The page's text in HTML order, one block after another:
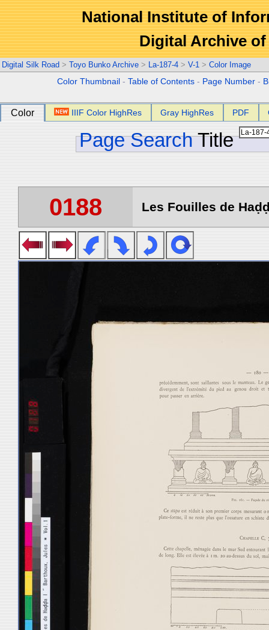
National Institute of
Digital Archive
Digital Silk Road > Toyo Bunko Archive > La-187-4 > V-1 > Color Image
Color Thumbnail -Table of Contents - Page Number -
Color IIIF Color HighRes Gray HighRes PDF
Page Search Title
0188 Les Fouilles de